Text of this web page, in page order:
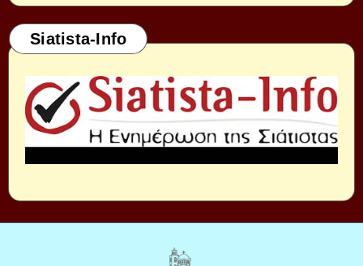
Siatista-Info